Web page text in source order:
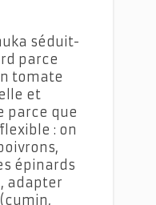
séduit-
parce
tomate
et
parce que
: on
épinards
adapter